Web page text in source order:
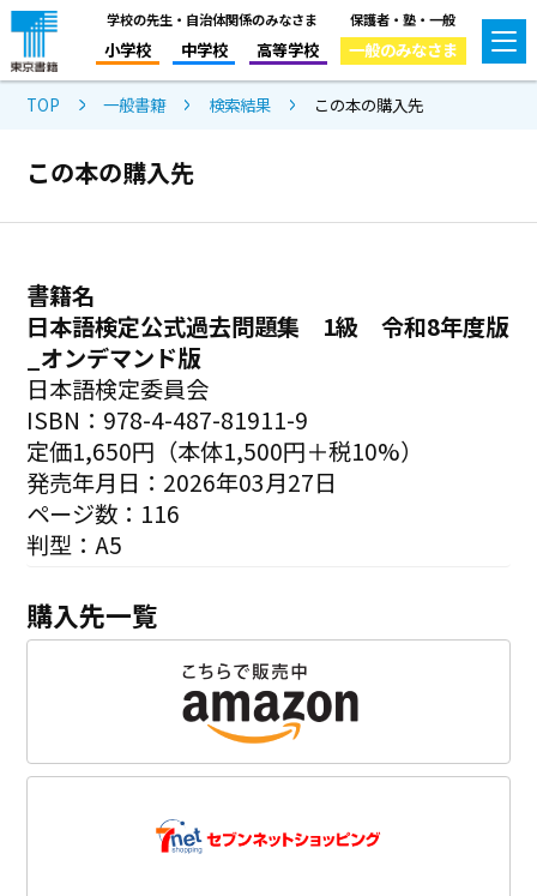
学校の先生・自治体関係のみなさま
小学校 中学校 高等学校
保護者・塾・一般
一般のみなさま
TOP 一般書籍 検索結果 この本の購入先
この本の購入先
書籍名
日本語検定公式過去問題集 1級 令和8年度版
_オンデマンド版
日本語検定委員会
ISBN：978-4-487-81911-9
定価1,650円（本体1,500円＋税10%）
発売年月日：2026年03月27日
ページ数：116
判型：A5
購入先一覧